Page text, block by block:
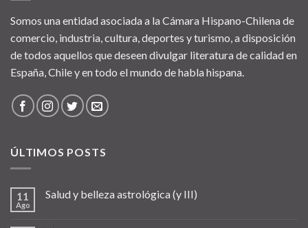
Somos una entidad asociada a la Cámara Hispano-Chilena de
comercio, industria, cultura, deportes y turismo, a disposición
de todos aquellos que deseen divulgar literatura de calidad en
España, Chile y en todo el mundo de habla hispana.
ÚLTIMOS POSTS
11
Ago
Salud y belleza astrológica (y III)